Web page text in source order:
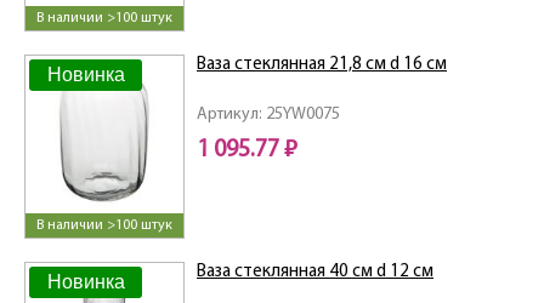
В наличии >100 штук
Новинка
В наличии >100 штук
Артикул: 25YW0075
Ваза стеклянная 21,8 см d 16 см
1 095.77 ₽
Новинка Ваза стеклянная 40 см d 12 см